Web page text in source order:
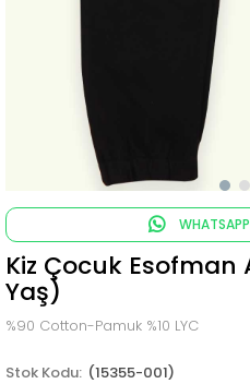
Kiz Çocuk Esofman
Yaş)
%90 Cotton-Pamuk %10 LYC
(15355-001)